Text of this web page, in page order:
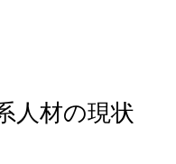
人材の現状